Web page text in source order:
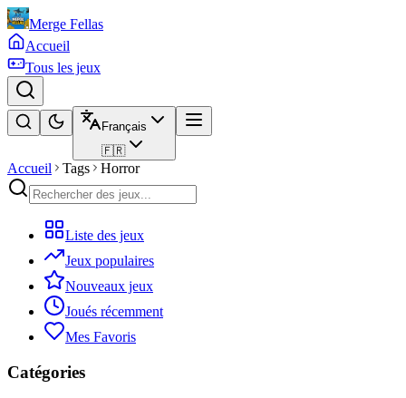
Merge Fellas
Accueil
Tous les jeux
Français
🇫🇷
Accueil Tags Horror
Liste des jeux
Jeux populaires
Nouveaux jeux
Joués récemment
Mes Favoris
Catégories